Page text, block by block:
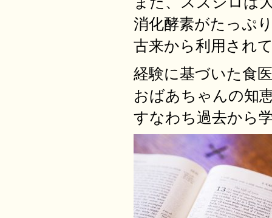
消化酵素がたっぷ
古来から利用され
経験に基づいた食
おばあちゃんの知
すなわち過去から